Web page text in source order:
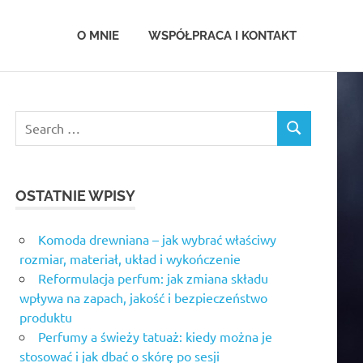
O MNIE WSPÓŁPRACA I KONTAKT
OSTATNIE WPISY
Komoda drewniana – jak wybrać właściwy
rozmiar, materiał, układ i wykończenie
Reformulacja perfum: jak zmiana składu
wpływa na zapach, jakość i bezpieczeństwo
produktu
Perfumy a świeży tatuaż: kiedy można je
stosować i jak dbać o skórę po sesji